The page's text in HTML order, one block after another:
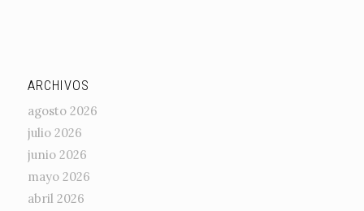
ARCHIVOS
agosto 2026
julio 2026
junio 2026
mayo 2026
abril 2026